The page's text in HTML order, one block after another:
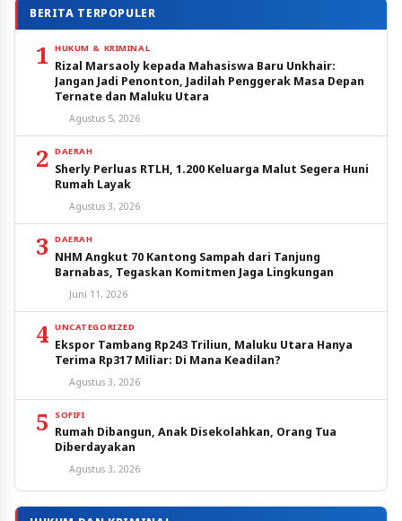
BERITA TERPOPULER
1 HUKUM & KRIMINAL
Rizal Marsaoly kepada Mahasiswa Baru Unkhair:
Jangan Jadi Penonton, Jadilah Penggerak Masa Depan
Ternate dan Maluku Utara
Agustus 5, 2026
2 DAERAH
Sherly Perluas RTLH, 1.200 Keluarga Malut Segera Huni
Rumah Layak
Agustus 3, 2026
3 DAERAH
NHM Angkut 70 Kantong Sampah dari Tanjung
Barnabas, Tegaskan Komitmen Jaga Lingkungan
Juni 11, 2026
4 UNCATEGORIZED
Ekspor Tambang Rp243 Triliun, Maluku Utara Hanya
Terima Rp317 Miliar: Di Mana Keadilan?
Agustus 3, 2026
5 SOFIFI
Rumah Dibangun, Anak Disekolahkan, Orang Tua
Diberdayakan
Agustus 3, 2026